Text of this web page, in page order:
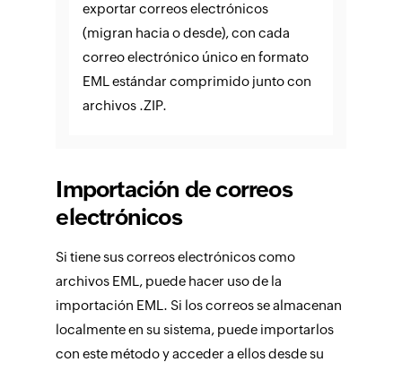
exportar correos electrónicos
(migran hacia o desde), con cada
correo electrónico único en formato
EML estándar comprimido junto con
archivos .ZIP.
Importación de correos
electrónicos
Si tiene sus correos electrónicos como
archivos EML, puede hacer uso de la
importación EML. Si los correos se almacenan
localmente en su sistema, puede importarlos
con este método y acceder a ellos desde su